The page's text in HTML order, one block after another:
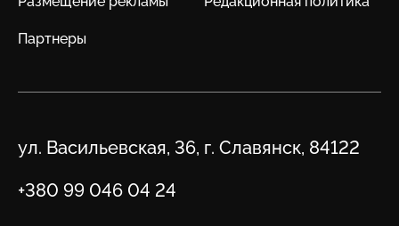
Партнеры
Адрес
ул. Васильевская, 36, г. Славянск, 84122
Телефон
+380 99 046 04 24